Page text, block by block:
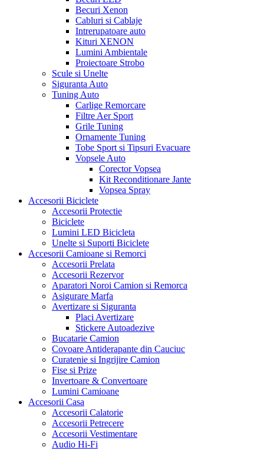
Becuri Xenon
Cabluri si Cablaje
Intrerupatoare auto
Kituri XENON
Lumini Ambientale
Proiectoare Strobo
Scule si Unelte
Siguranta Auto
Tuning Auto
Carlige Remorcare
Filtre Aer Sport
Grile Tuning
Ornamente Tuning
Tobe Sport si Tipsuri Evacuare
Vopsele Auto
Corector Vopsea
Kit Reconditionare Jante
Vopsea Spray
Accesorii Biciclete
Accesorii Protectie
Biciclete
Lumini LED Bicicleta
Unelte si Suporti Biciclete
Accesorii Camioane si Remorci
Accesorii Prelata
Accesorii Rezervor
Aparatori Noroi Camion si Remorca
Asigurare Marfa
Avertizare si Siguranta
Placi Avertizare
Stickere Autoadezive
Bucatarie Camion
Covoare Antiderapante din Cauciuc
Curatenie si Ingrijire Camion
Fise si Prize
Invertoare & Convertoare
Lumini Camioane
Accesorii Casa
Accesorii Calatorie
Accesorii Petrecere
Accesorii Vestimentare
Audio Hi-Fi